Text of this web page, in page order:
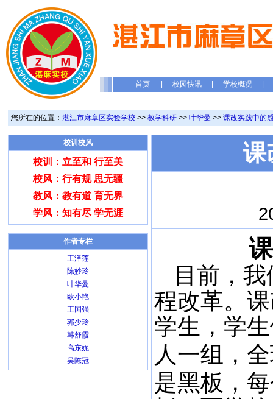
首页 校园快讯 学校概况
您所在的位置： 湛江市麻章区实验学校 >> 教学科研 >> 叶华曼 >> 课改实践中的
校训校风
校训：立至和 行至美
校风：行有规 思无疆
教风：教有道 育无界
学风：知有尽 学无涯
作者专栏
王泽莲
陈妙玲
叶华曼
欧小艳
王国强
郭少玲
韩舒霞
高东妮
吴陈冠
课
目前，
程改革。
学生，学
人一组，
是黑板，